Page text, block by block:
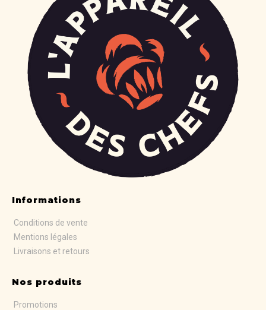
Informations
Conditions de vente
Mentions légales
Livraisons et retours
Nos produits
Promotions